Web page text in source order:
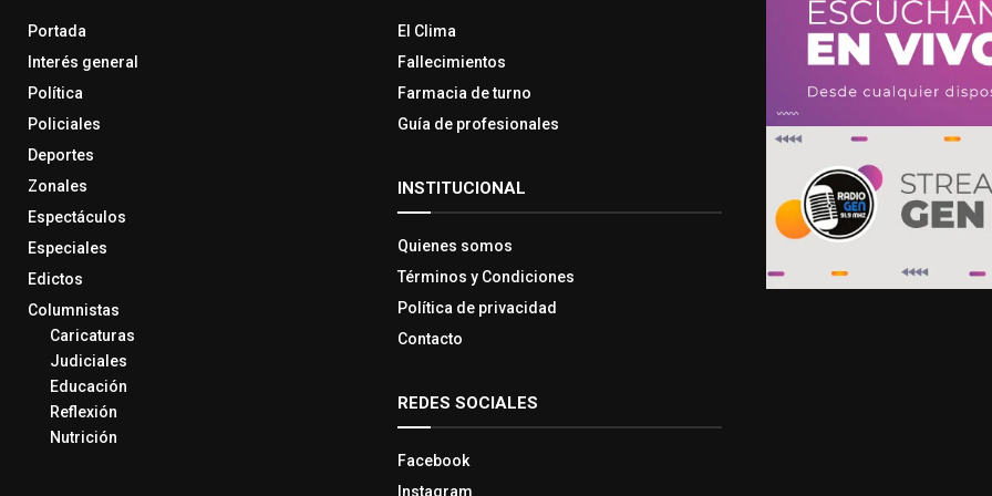
Portada
Interés general
Política
Policiales
Deportes
Zonales
Espectáculos
Especiales
Edictos
Columnistas
Caricaturas
Judiciales
Educación
Reflexión
Nutrición
El Clima
Fallecimientos
Farmacia de turno
Guía de profesionales
INSTITUCIONAL
Quienes somos
Términos y Condiciones
Política de privacidad
Contacto
REDES SOCIALES
Facebook
Instagram